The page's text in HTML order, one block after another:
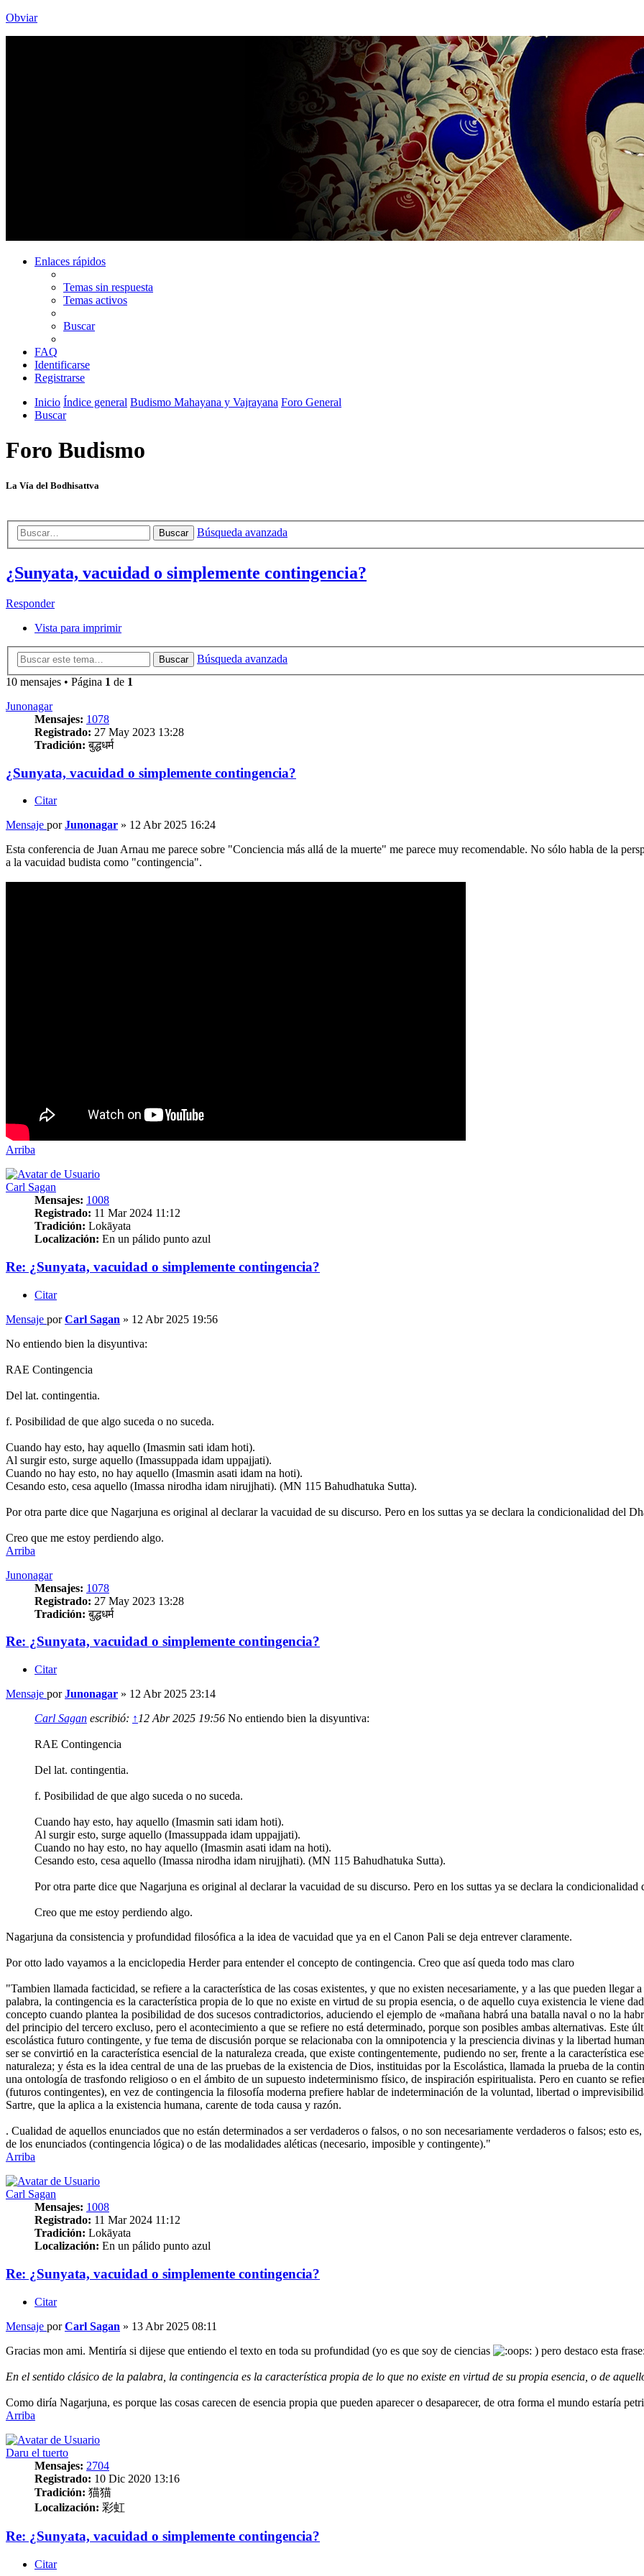
Obviar
Enlaces rápidos
Temas sin respuesta
Temas activos
Buscar
FAQ
Identificarse
Registrarse
Inicio Índice general Budismo Mahayana y Vajrayana Foro General
Buscar
Foro Budismo
La Vía del Bodhisattva
Buscar Búsqueda avanzada
¿Sunyata, vacuidad o simplemente contingencia?
Responder
Vista para imprimir
Buscar
Búsqueda avanzada
10 mensajes • Página 1 de 1
Junonagar
Mensajes: 1078
Registrado: 27 May 2023 13:28
Tradición: बुद्धधर्म
¿Sunyata, vacuidad o simplemente contingencia?
Citar
Mensaje porJunonagar » 12 Abr 2025 16:24
Esta conferencia de Juan Arnau me parece sobre "Conciencia más allá de la muerte" me parece muy recomendable. No sólo habla de la
a la vacuidad budista como "contingencia".
Arriba
Carl Sagan
Mensajes: 1008
Registrado: 11 Mar 2024 11:12
Tradición: Lokāyata
Localización: En un pálido punto azul
Re: ¿Sunyata, vacuidad o simplemente contingencia?
Citar
Mensaje porCarl Sagan » 12 Abr 2025 19:56
No entiendo bien la disyuntiva:
RAE Contingencia
Del lat. contingentia.
f. Posibilidad de que algo suceda o no suceda.
Cuando hay esto, hay aquello (Imasmin sati idam hoti).
Al surgir esto, surge aquello (Imassuppada idam uppajjati).
Cuando no hay esto, no hay aquello (Imasmin asati idam na hoti).
Cesando esto, cesa aquello (Imassa nirodha idam nirujjhati). (MN 115 Bahudhatuka Sutta).
Por otra parte dice que Nagarjuna es original al declarar la vacuidad de su discurso. Pero en los suttas ya se declara la condicionalidad del
Creo que me estoy perdiendo algo.
Arriba
Junonagar
Mensajes: 1078
Registrado: 27 May 2023 13:28
Tradición: बुद्धधर्म
Re: ¿Sunyata, vacuidad o simplemente contingencia?
Citar
Mensaje porJunonagar » 12 Abr 2025 23:14
Carl Sagan escribió: ↑ 12 Abr 2025 19:56 No entiendo bien la disyuntiva:
RAE Contingencia
Del lat. contingentia.
f. Posibilidad de que algo suceda o no suceda.
Cuando hay esto, hay aquello (Imasmin sati idam hoti).
Al surgir esto, surge aquello (Imassuppada idam uppajjati).
Cuando no hay esto, no hay aquello (Imasmin asati idam na hoti).
Cesando esto, cesa aquello (Imassa nirodha idam nirujjhati). (MN 115 Bahudhatuka Sutta).
Por otra parte dice que Nagarjuna es original al declarar la vacuidad de su discurso. Pero en los suttas ya se declara la condicionalidad
Creo que me estoy perdiendo algo.
Nagarjuna da consistencia y profundidad filosófica a la idea de vacuidad que ya en el Canon Pali se deja entrever claramente.
Por otto lado vayamos a la enciclopedia Herder para entender el concepto de contingencia. Creo que así queda todo mas claro
"Tambien llamada facticidad, se refiere a la característica de las cosas existentes, y que no existen necesariamente, y a las que pueden
palabra, la contingencia es la característica propia de lo que no existe en virtud de su propia esencia, o de aquello cuya existencia le viene
concepto cuando plantea la posibilidad de dos sucesos contradictorios, aduciendo el ejemplo de «mañana habrá una batalla naval o no la
del principio del tercero excluso, pero el acontecimiento a que se refiere no está determinado, porque son posibles ambas alternativas. Este
escolástica futuro contingente, y fue tema de discusión porque se relacionaba con la omnipotencia y la presciencia divinas y la libertad
ser se convirtió en la característica esencial de la naturaleza creada, que existe contingentemente, pudiendo no ser, frente a la característica
naturaleza; y ésta es la idea central de una de las pruebas de la existencia de Dios, instituidas por la Escolástica, llamada la prueba de la
una ontología de trasfondo religioso o en el ámbito de un supuesto indeterminismo físico, de inspiración espiritualista. Pero en cuanto se
(futuros contingentes), en vez de contingencia la filosofía moderna prefiere hablar de indeterminación de la voluntad, libertad o
Sartre, que la aplica a la existencia humana, carente de toda causa y razón.
. Cualidad de aquellos enunciados que no están determinados a ser verdaderos o falsos, o no son necesariamente verdaderos o falsos; esto
de los enunciados (contingencia lógica) o de las modalidades aléticas (necesario, imposible y contingente)."
Arriba
Carl Sagan
Mensajes: 1008
Registrado: 11 Mar 2024 11:12
Tradición: Lokāyata
Localización: En un pálido punto azul
Re: ¿Sunyata, vacuidad o simplemente contingencia?
Citar
Mensaje porCarl Sagan » 13 Abr 2025 08:11
Gracias mon ami. Mentiría si dijese que entiendo el texto en toda su profundidad (yo es que soy de ciencias
) pero destaco esta frase:
En el sentido clásico de la palabra, la contingencia es la característica propia de lo que no existe en virtud de su propia esencia, o de
Como diría Nagarjuna, es porque las cosas carecen de esencia propia que pueden aparecer o desaparecer, de otra forma el mundo estaría
Arriba
Daru el tuerto
Mensajes: 2704
Registrado: 10 Dic 2020 13:16
Tradición: 猫猫
Localización: 彩虹
Re: ¿Sunyata, vacuidad o simplemente contingencia?
Citar